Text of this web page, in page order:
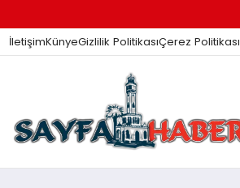
İletişimKünyeGizlilik PolitikasıÇerez Politikası